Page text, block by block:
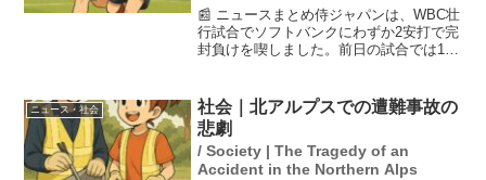
📰 ニュースまとめ侍ジャパンは、WBC壮
行試合でソフトバンクにわずか2安打で完
封負けを喫しました。前日の試合では13
ました。この結果は、16年ぶりの屈辱と
も言われてお...
ニュース・社会
社会｜北アルプスでの遭難事故の
悲劇
/ Society | The Tragedy of an
Accident in the Northern Alps